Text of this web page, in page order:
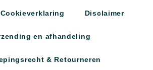
Disclaimer
en afhandeling
& Retourneren